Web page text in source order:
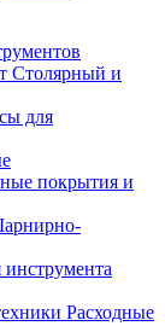
Столярный и
для
покрытия и
Расходные